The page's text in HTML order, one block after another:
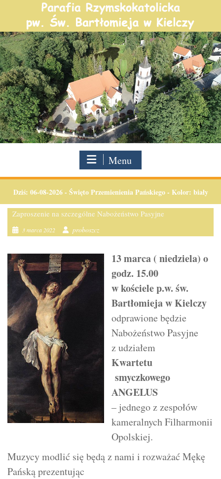
content
Menu
Dziś: 06-08-2026- Święto Przemienienia Pańskiego - Kolor: biały
Zaproszenie na szczególne Nabożeństwo Pasyjne
3 marca 2022 proboszcz
13 marca ( niedziela) o
godz. 15.00
w kościele p.w. św.
Bartłomieja w Kielczy
odprawione będzie
Nabożeństwo Pasyjne
z udziałem
Kwartetu
smyczkowego
ANGELUS
– jednego z zespołów
kameralnych Filharmonii
Opolskiej.
Muzycy modlić się będą z nami i rozważać Mękę
Pańską prezentując